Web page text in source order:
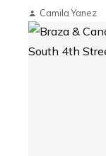
Camila Yanez